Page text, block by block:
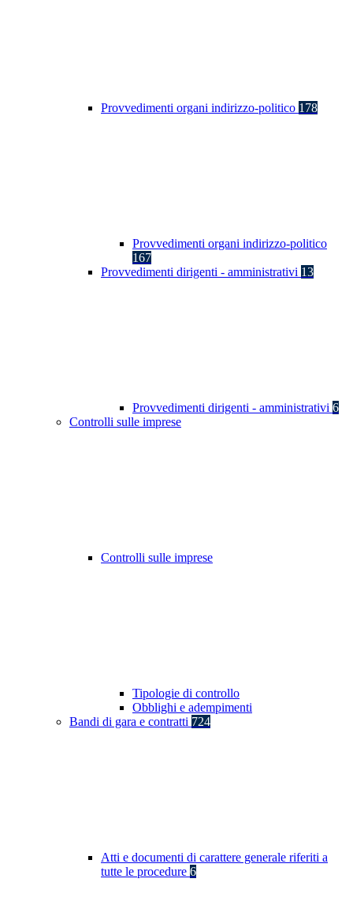
Provvedimenti organi indirizzo-politico 178
Provvedimenti organi indirizzo-politico
167
Provvedimenti dirigenti - amministrativi 13
Provvedimenti dirigenti - amministrativi 6
Controlli sulle imprese
Controlli sulle imprese
Tipologie di controllo
Obblighi e adempimenti
Bandi di gara e contratti 724
Atti e documenti di carattere generale riferiti a
tutte le procedure 6